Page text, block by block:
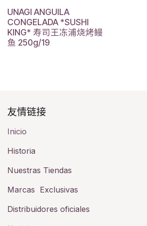
UNAGI ANGUILA
CONGELADA *SUSHI
KING* 寿司王冻浦烧烤鳗
鱼 250g/19
友情链接​
Inicio
Historia​
Nuestras Tiendas
Marcas Exclusivas
Distribuidores oficiales